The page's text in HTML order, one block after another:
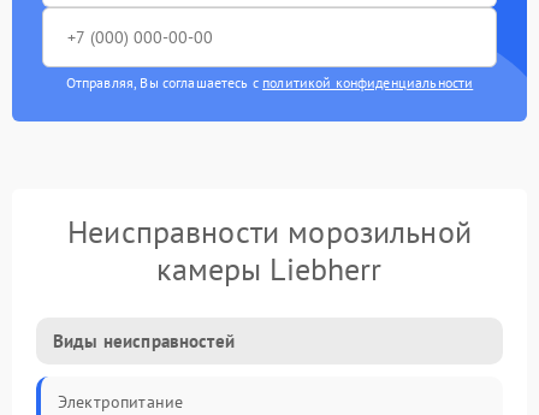
Отправляя, Вы соглашаетесь с политикой конфиденциальности
Неисправности морозильной
камеры Liebherr
Виды неисправностей
Электропитание